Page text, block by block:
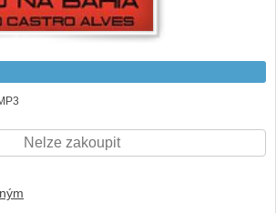
Nelze zakoupit